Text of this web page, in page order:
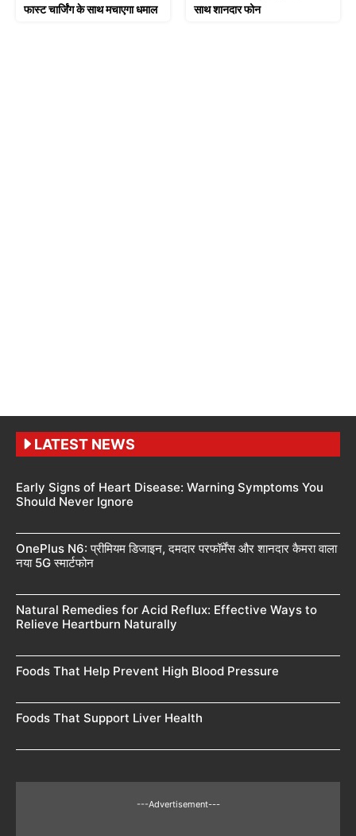
फास्ट चार्जिंग के साथ मचाएगा धमाल
साथ शानदार फोन
LATEST NEWS
Early Signs of Heart Disease: Warning Symptoms You
Should Never Ignore
OnePlus N6: प्रीमियम डिजाइन, दमदार परफॉर्मेंस और शानदार कैमरा वाला
नया 5G स्मार्टफोन
Natural Remedies for Acid Reflux: Effective Ways to
Relieve Heartburn Naturally
Foods That Help Prevent High Blood Pressure
Foods That Support Liver Health
---Advertisement---